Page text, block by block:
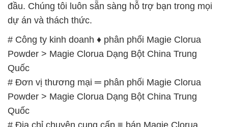
Quốc
# Đơn vị thương mại ═ phân phối Magie Clorua
Powder > Magie Clorua Dạng Bột China Trung
Quốc
# Địa chỉ chuyên cung cấp ≡ bán Magie Clorua
Powder > Magie Clorua Dạng Bột China Trung
Quốc
# Địa chỉ chuyên phân phối _ kinh doanh Magie
Clorua Powder > Magie Clorua Dạng Bột China